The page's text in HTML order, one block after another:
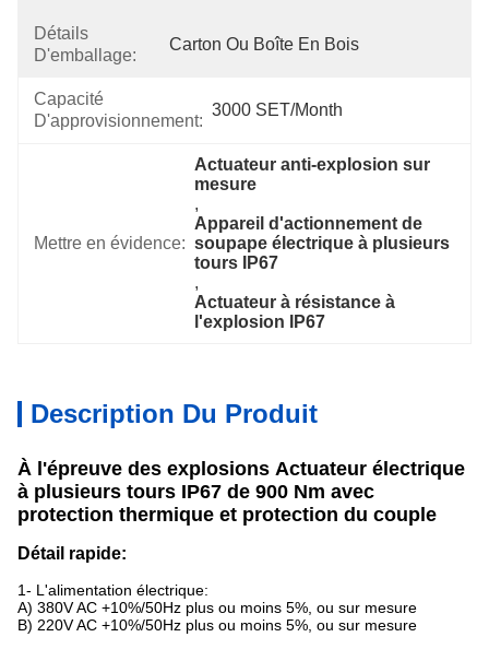
Détails
D'emballage:
Carton Ou Boîte En Bois
Capacité
D'approvisionnement:
3000 SET/Month
Mettre en évidence:
Actuateur anti-explosion sur
mesure
,
Appareil d'actionnement de
soupape électrique à plusieurs
tours IP67
,
Actuateur à résistance à
l'explosion IP67
Description Du Produit
À l'épreuve des explosions Actuateur électrique
à plusieurs tours IP67 de 900 Nm avec
protection thermique et protection du couple
Détail rapide:
1- L'alimentation électrique:
A) 380V AC +10%/50Hz plus ou moins 5%, ou sur mesure
B) 220V AC +10%/50Hz plus ou moins 5%, ou sur mesure